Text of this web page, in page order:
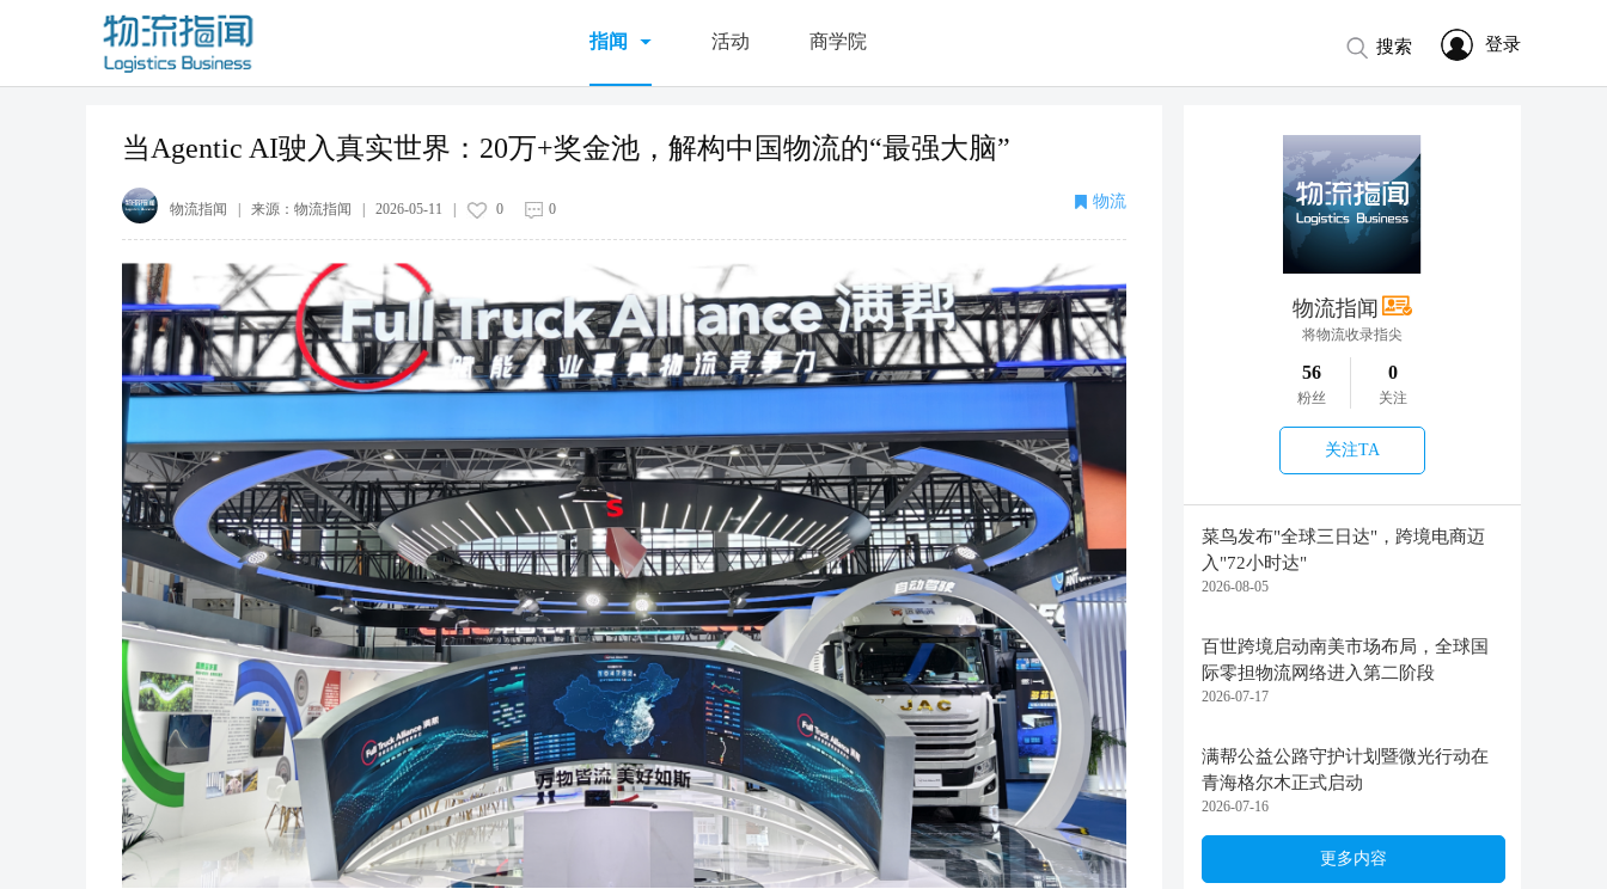
指闻 活动 商学院 登录
搜索
物流指闻
将物流收录指尖
56
粉丝
0
关注
关注TA
菜鸟发布"全球三日达"，跨境电商迈
入"72小时达"
2026-08-05
百世跨境启动南美市场布局，全球国
际零担物流网络进入第二阶段
2026-07-17
满帮公益公路守护计划暨微光行动在
青海格尔木正式启动
2026-07-16
更多内容
当Agentic AI驶入真实世界：20万+奖金池，解构中国物流的“最强大脑”
物流指闻 | 来源： 物流指闻 2026-05-11 0 0 物流